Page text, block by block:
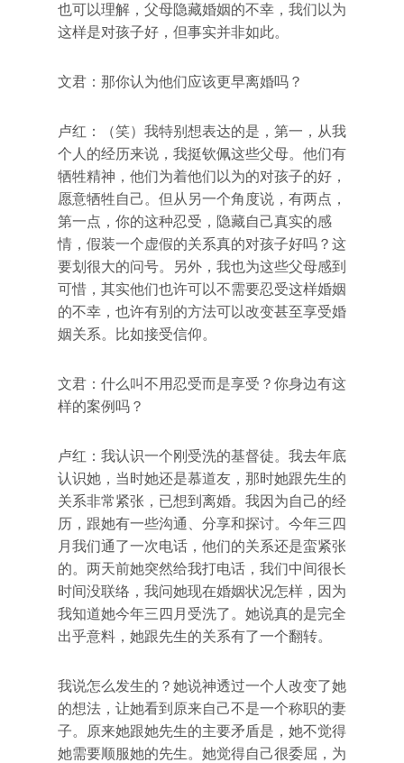
也可以理解，父母隐藏婚姻的不幸，我们以为
这样是对孩子好，但事实并非如此。
文君：那你认为他们应该更早离婚吗？
卢红：（笑）我特别想表达的是，第一，从我
个人的经历来说，我挺钦佩这些父母。他们有
牺牲精神，他们为着他们以为的对孩子的好，
愿意牺牲自己。但从另一个角度说，有两点，
第一点，你的这种忍受，隐藏自己真实的感
情，假装一个虚假的关系真的对孩子好吗？这
要划很大的问号。另外，我也为这些父母感到
可惜，其实他们也许可以不需要忍受这样婚姻
的不幸，也许有别的方法可以改变甚至享受婚
姻关系。比如接受信仰。
文君：什么叫不用忍受而是享受？你身边有这
样的案例吗？
卢红：我认识一个刚受洗的基督徒。我去年底
认识她，当时她还是慕道友，那时她跟先生的
关系非常紧张，已想到离婚。我因为自己的经
历，跟她有一些沟通、分享和探讨。今年三四
月我们通了一次电话，他们的关系还是蛮紧张
的。两天前她突然给我打电话，我们中间很长
时间没联络，我问她现在婚姻状况怎样，因为
我知道她今年三四月受洗了。她说真的是完全
出乎意料，她跟先生的关系有了一个翻转。
我说怎么发生的？她说神透过一个人改变了她
的想法，让她看到原来自己不是一个称职的妻
子。原来她跟她先生的主要矛盾是，她不觉得
她需要顺服她的先生。她觉得自己很委屈，为